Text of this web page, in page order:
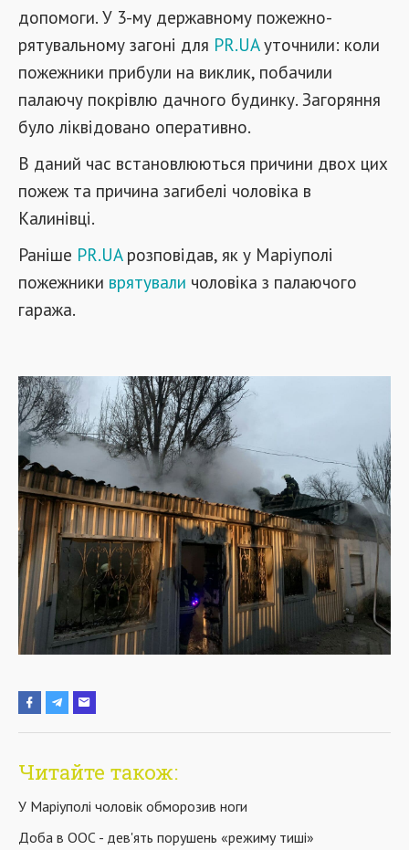
допомоги. У 3-му державному пожежно-
рятувальному загоні для PR.UAуточнили: коли
пожежники прибули на виклик, побачили
палаючу покрівлю дачного будинку. Загоряння
було ліквідовано оперативно.
В даний час встановлюються причини двох цих
пожеж та причина загибелі чоловіка в
Калинівці.
Раніше PR.UAрозповідав, як у Маріуполі
пожежники врятували чоловіка з палаючого
гаража.
Читайте також:
У Маріуполі чоловік обморозив ноги
Доба в ООС - дев'ять порушень «режиму тиші»